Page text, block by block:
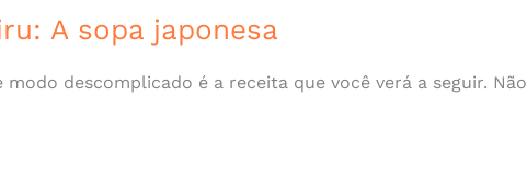
A sopa japonesa
descomplicado é a receita que você verá a seguir. Não